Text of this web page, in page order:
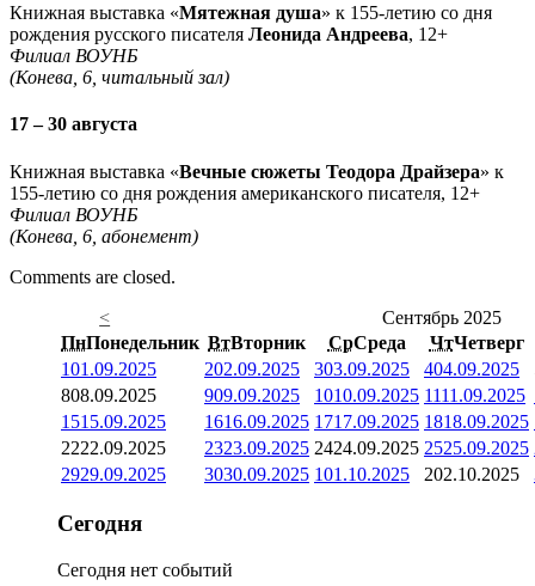
Книжная выставка «Мятежная душа» к 155-летию со дня
рождения русского писателя Леонида Андреева, 12+
Филиал ВОУНБ
(Конева, 6, читальный зал)
17 – 30 августа
Книжная выставка «Вечные сюжеты Теодора Драйзера» к
155-летию со дня рождения американского писателя, 12+
Филиал ВОУНБ
(Конева, 6, абонемент)
Comments are closed.
<
Сентябрь 2025
ПнПонедельник ВтВторник СрСреда ЧтЧетверг
101.09.2025 202.09.2025 303.09.2025 404.09.2025
808.09.2025 909.09.2025 1010.09.2025 1111.09.2025
1515.09.2025 1616.09.2025 1717.09.2025 1818.09.2025
2222.09.2025 2323.09.2025 2424.09.2025 2525.09.2025
2929.09.2025 3030.09.2025 101.10.2025 202.10.2025
Сегодня
Сегодня нет событий